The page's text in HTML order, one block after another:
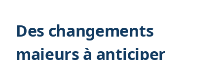
Des changements
majeurs à anticiper